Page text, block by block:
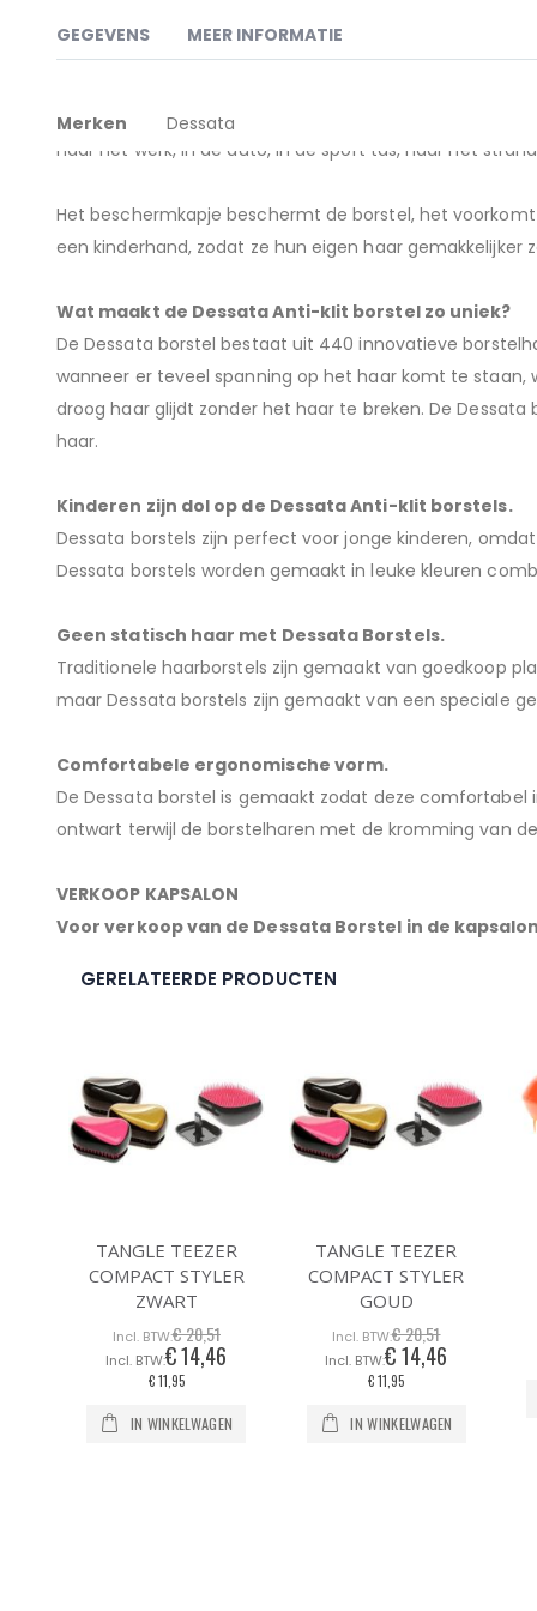
het
begin
afbeeldingen-
GEGEVENS
De Dessata mini is 30% kleiner dan de Dessata
naar het werk, in de auto, in de sport tas, naar het
Het beschermkapje beschermt de borstel, het
een kinderhand, zodat ze hun eigen haar gemakkelijker
Wat maakt de Dessata Anti-klit borstel zo uniek?
De Dessata borstel bestaat uit 440 innovatieve
wanneer er teveel spanning op het haar komt te
droog haar glijdt zonder het haar te breken. De
haar.
Kinderen zijn dol op de Dessata Anti-klit borstels.
Dessata borstels zijn perfect voor jonge kinderen,
Dessata borstels worden gemaakt in leuke kleuren
Geen statisch haar met Dessata Borstels.
Traditionele haarborstels zijn gemaakt van goedkoop
maar Dessata borstels zijn gemaakt van een speciale
Comfortabele ergonomische vorm.
De Dessata borstel is gemaakt zodat deze
ontwart terwijl de borstelharen met de kromming van
VERKOOP KAPSALON
Voor verkoop van de Dessata Borstel in de
MEER INFORMATIE
Meer
informatie
Merken Dessata
GERELATEERDE PRODUCTEN
TANGLE TEEZER
COMPACT STYLER
ZWART
€ 20,51
Speciale
prijs
€ 14,46
€ 11,95
IN WINKELWAGEN
TANGLE TEEZER
COMPACT STYLER
GOUD
€ 20,51
Speciale
prijs
€ 14,46
€ 11,95
IN WINKELWAGEN